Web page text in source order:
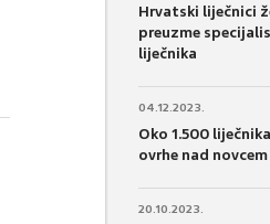
Hrvatski liječnici
preuzme
liječnika
04.12.2023.
Oko 1.500
ovrhe nad
20.10.2023.